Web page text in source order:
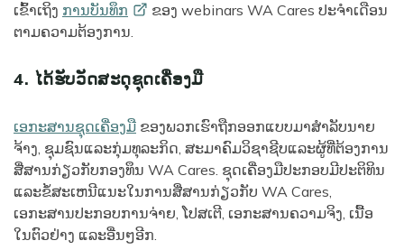
ເຂົ້າເຖິງ ການບັນທຶກ
ຂອງ webinars WA Cares ປະຈໍາເດືອນ
ຕາມຄວາມຕ້ອງການ.
4. ໄດ້ຮັບວັດສະດຸຊຸດເຄື່ອງມື
ເອກະສານຊຸດເຄື່ອງມື ຂອງພວກເຮົາຖືກອອກແບບມາສໍາລັບນາຍ
ຈ້າງ, ຊຸມຊົນແລະກຸ່ມທຸລະກິດ, ສະມາຄົມວິຊາຊີບແລະຜູ້ທີ່ຕ້ອງການ
ສື່ສານກ່ຽວກັບກອງທຶນ WA Cares. ຊຸດເຄື່ອງມືປະກອບມີປະຕິທິນ
ແລະຂໍ້ສະເຫນີແນະໃນການສື່ສານກ່ຽວກັບ WA Cares,
ເອກະສານປະກອບການຈ່າຍ, ໂປສເຕີ, ເອກະສານຄວາມຈິງ, ເນື້ອ
ໃນຕົວຢ່າງ ແລະອື່ນໆອີກ.